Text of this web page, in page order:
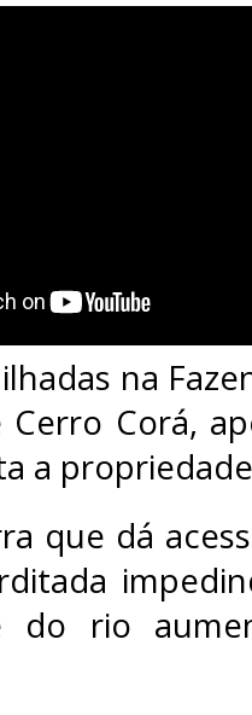
na
Corá,
a
que dá
do rio